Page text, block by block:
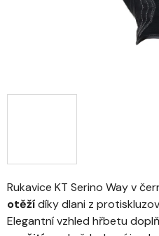
Rukavice KT Serino Way v
otěžídíky dlani z
Elegantní vzhled hřbetu